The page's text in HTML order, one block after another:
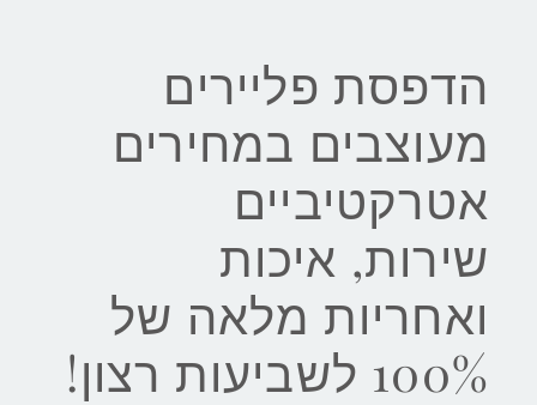
הדפסת פליירים
מעוצבים במחירים
אטרקטיביים
שירות, איכות
ואחריות מלאה של
100% לשביעות רצון!